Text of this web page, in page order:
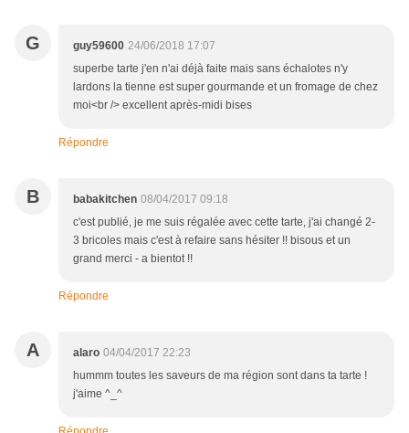
G guy59600 24/06/2018 17:07
superbe tarte j'en n'ai déjà faite mais sans échalotes n'y
lardons la tienne est super gourmande et un fromage de chez
moi<br /> excellent après-midi bises
Répondre
B babakitchen 08/04/2017 09:18
c'est publié, je me suis régalée avec cette tarte, j'ai changé 2-
3 bricoles mais c'est à refaire sans hésiter !! bisous et un
grand merci - a bientot !!
Répondre
A alaro 04/04/2017 22:23
hummm toutes les saveurs de ma région sont dans ta tarte !
j'aime ^_^